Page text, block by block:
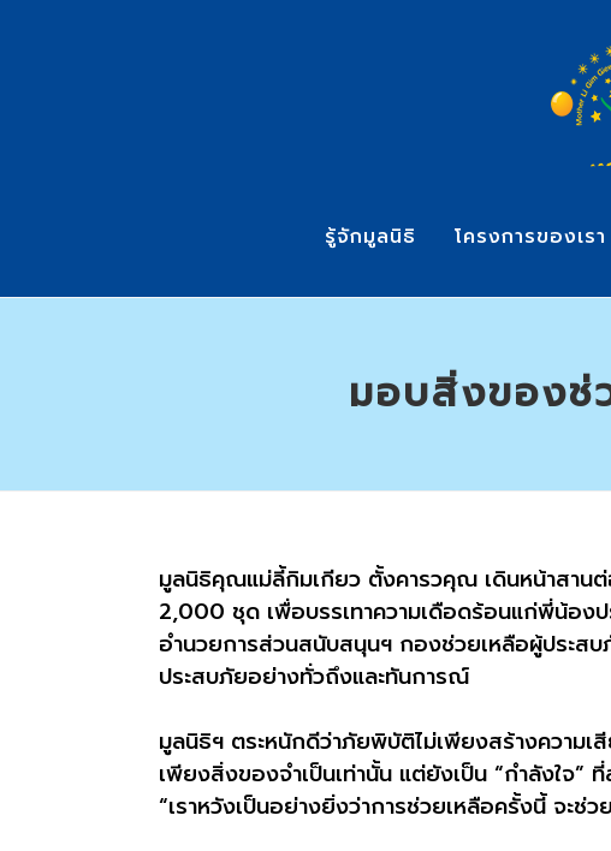
รู้จักมูลนิธิ โครงการของเรา
มอบสิ่งของช่
มูลนิธิคุณแม่ลี้กิมเกียว ตั้งคารวคุณ เดินหน้าสาน
2,000 ชุด เพื่อบรรเทาความเดือดร้อนแก่พี่น้อง
อำนวยการส่วนสนับสนุนฯ กองช่วยเหลือผู้ประส
ประสบภัยอย่างทั่วถึงและทันการณ์
มูลนิธิฯ ตระหนักดีว่าภัยพิบัติไม่เพียงสร้างความ
เพียงสิ่งของจำเป็นเท่านั้น แต่ยังเป็น “กำลังใจ
“เราหวังเป็นอย่างยิ่งว่าการช่วยเหลือครั้งนี้ จะช่